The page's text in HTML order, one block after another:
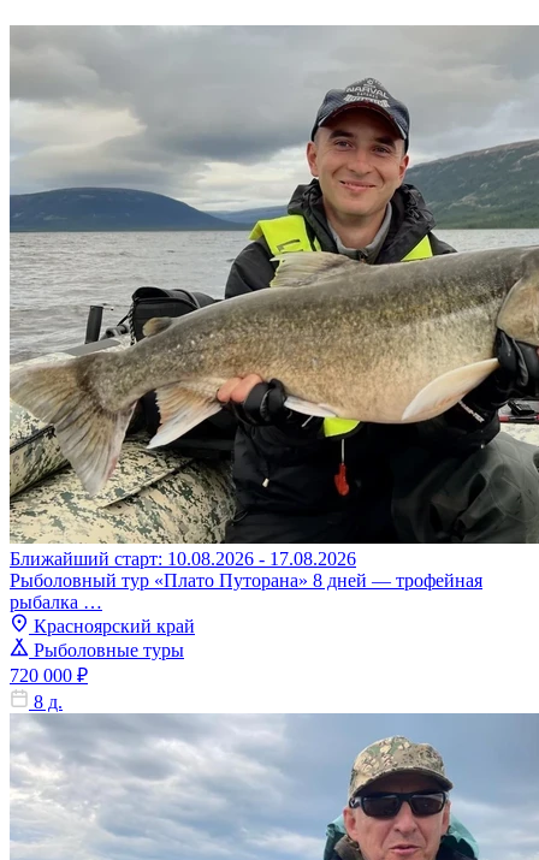
Ближайший старт: 10.08.2026 - 17.08.2026
Рыболовный тур «Плато Путорана» 8 дней — трофейная
рыбалка …
Красноярский край
Рыболовные туры
720 000 ₽
8 д.